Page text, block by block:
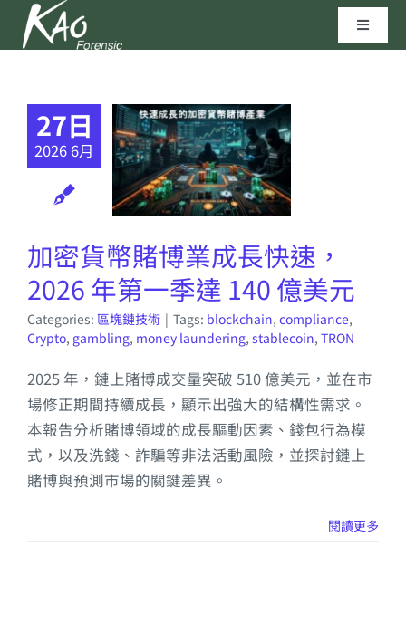
Skip
Toggle
資安實驗室
聯繫我們
高田科技©
27日
2026 6月
加密貨幣賭博業成長快速，
2026 年第一季達 140 億美元
Categories: 區塊鏈技術 | Tags: blockchain, compliance,
Crypto, gambling, money laundering, stablecoin, TRON
2025 年，鏈上賭博成交量突破 510 億美元，並在市
場修正期間持續成長，顯示出強大的結構性需求。
本報告分析賭博領域的成長驅動因素、錢包行為模
式，以及洗錢、詐騙等非法活動風險，並探討鏈上
賭博與預測市場的關鍵差異。
閱讀更多